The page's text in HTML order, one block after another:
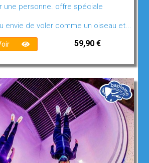
une personne. offre spéciale
envie de voler comme un oiseau et...
59,90 €